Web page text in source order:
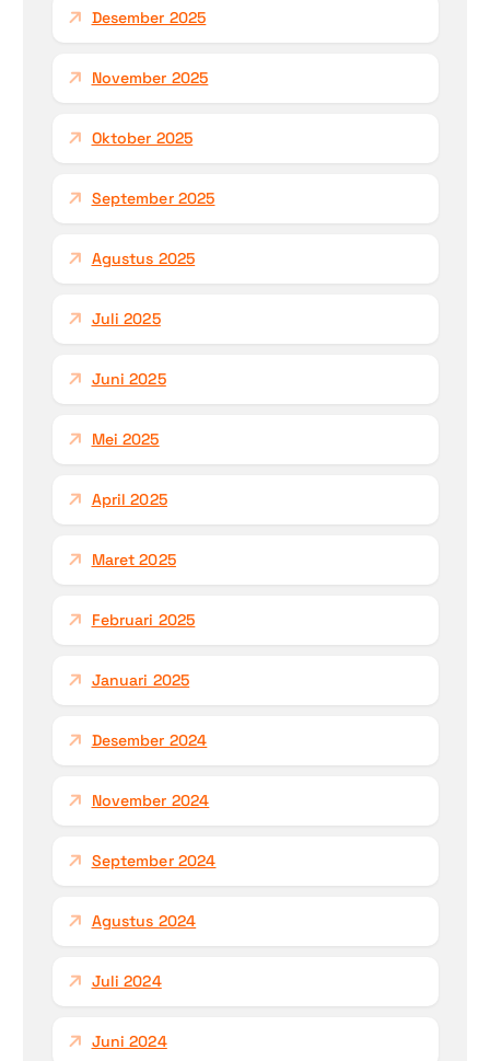
Desember 2025
November 2025
Oktober 2025
September 2025
Agustus 2025
Juli 2025
Juni 2025
Mei 2025
April 2025
Maret 2025
Februari 2025
Januari 2025
Desember 2024
November 2024
September 2024
Agustus 2024
Juli 2024
Juni 2024